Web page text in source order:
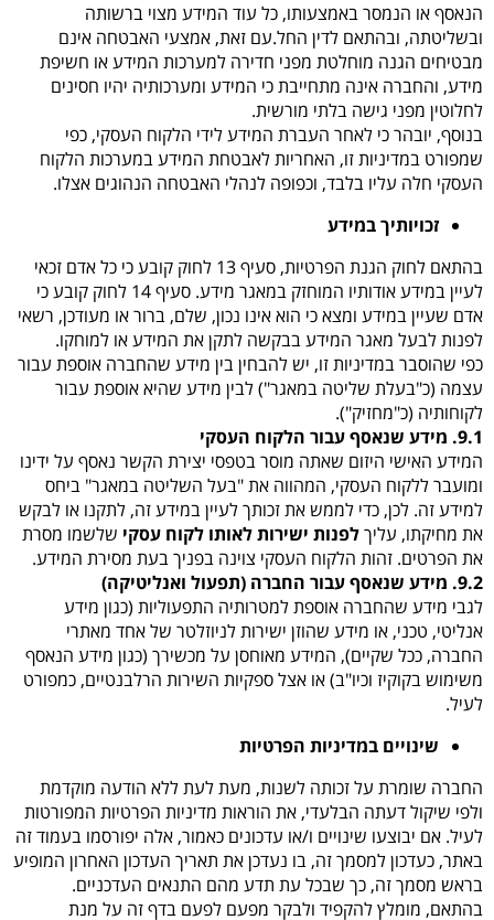
הנאסף או הנמסר באמצעותו, כל עוד המידע מצוי ברשותה
ובשליטתה, ובהתאם לדין החל.עם זאת, אמצעי האבטחה אינם
מבטיחים הגנה מוחלטת מפני חדירה למערכות המידע או חשיפת
מידע, והחברה אינה מתחייבת כי המידע ומערכותיה יהיו חסינים
לחלוטין מפני גישה בלתי מורשית.
בנוסף, יובהר כי לאחר העברת המידע לידי הלקוח העסקי, כפי
שמפורט במדיניות זו, האחריות לאבטחת המידע במערכות הלקוח
העסקי חלה עליו בלבד, וכפופה לנהלי האבטחה הנהוגים אצלו.
זכויותיך במידע
בהתאם לחוק הגנת הפרטיות, סעיף 13 לחוק קובע כי כל אדם זכאי
לעיין במידע אודותיו המוחזק במאגר מידע. סעיף 14 לחוק קובע כי
אדם שעיין במידע ומצא כי הוא אינו נכון, שלם, ברור או מעודכן, רשאי
לפנות לבעל מאגר המידע בבקשה לתקן את המידע או למוחקו.
כפי שהוסבר במדיניות זו, יש להבחין בין מידע שהחברה אוספת עבור
עצמה (כ"בעלת שליטה במאגר") לבין מידע שהיא אוספת עבור
לקוחותיה (כ"מחזיק").
9.1. מידע שנאסף עבור הלקוח העסקי
המידע האישי היזום שאתה מוסר בטפסי יצירת הקשר נאסף על ידינו
ומועבר ללקוח העסקי, המהווה את "בעל השליטה במאגר" ביחס
למידע זה. לכן, כדי לממש את זכותך לעיין במידע זה, לתקנו או לבקש
את מחיקתו, עליךלפנות ישירות לאותו לקוח עסקי שלשמו מסרת
את הפרטים. זהות הלקוח העסקי צוינה בפניך בעת מסירת המידע.
9.2. מידע שנאסף עבור החברה (תפעול ואנליטיקה)
לגבי מידע שהחברה אוספת למטרותיה התפעוליות (כגון מידע
אנליטי, טכני, או מידע שהוזן ישירות לניוזלטר של אחד מאתרי
החברה, ככל שקיים), המידע מאוחסן על מכשירך (כגון מידע הנאסף
משימוש בקוקיז וכיו"ב) או אצל ספקיות השירות הרלבנטיים, כמפורט
לעיל.
שינויים במדיניות הפרטיות
החברה שומרת על זכותה לשנות, מעת לעת ללא הודעה מוקדמת
ולפי שיקול דעתה הבלעדי, את הוראות מדיניות הפרטיות המפורטות
לעיל. אם יבוצעו שינויים ו/או עדכונים כאמור, אלה יפורסמו בעמוד זה
באתר, כעדכון למסמך זה, בו נעדכן את תאריך העדכון האחרון המופיע
בראש מסמך זה, כך שבכל עת תדע מהם התנאים העדכניים.
בהתאם, מומלץ להקפיד ולבקר מפעם לפעם בדף זה על מנת